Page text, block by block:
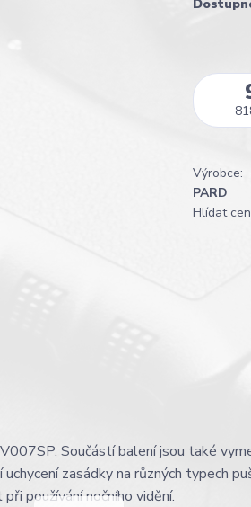
Výrobce:
PARD
Hlídat
Součástí balení jsou také
zasádky na různých typech
používání nočního vidění.